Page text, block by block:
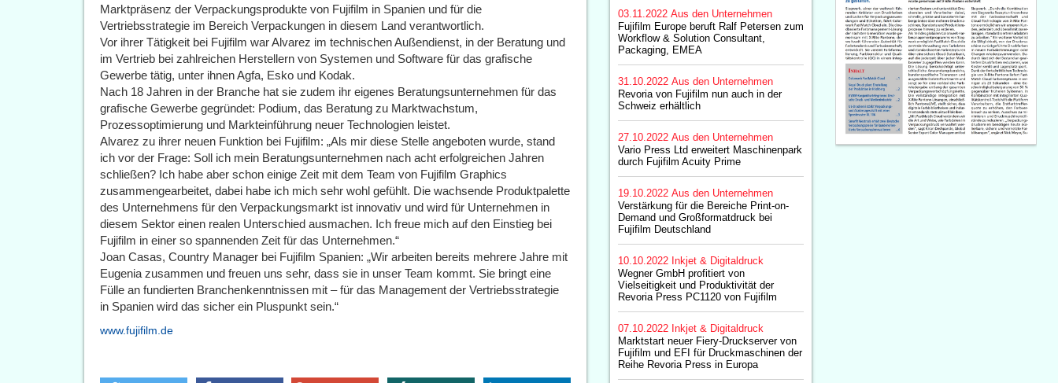
Marktpräsenz der Verpackungsprodukte von Fujifilm in Spanien und für die
Vertriebsstrategie im Bereich Verpackungen in diesem Land verantwortlich.
Vor ihrer Tätigkeit bei Fujifilm war Alvarez im technischen Außendienst, in der Beratung und
im Vertrieb bei zahlreichen Herstellern von Systemen und Software für das grafische
Gewerbe tätig, unter ihnen Agfa, Esko und Kodak.
Nach 18 Jahren in der Branche hat sie zudem ihr eigenes Beratungsunternehmen für das
grafische Gewerbe gegründet: Podium, das Beratung zu Marktwachstum,
Prozessoptimierung und Markteinführung neuer Technologien leistet.
Alvarez zu ihrer neuen Funktion bei Fujifilm: „Als mir diese Stelle angeboten wurde, stand
ich vor der Frage: Soll ich mein Beratungsunternehmen nach acht erfolgreichen Jahren
schließen? Ich habe aber schon einige Zeit mit dem Team von Fujifilm Graphics
zusammengearbeitet, dabei habe ich mich sehr wohl gefühlt. Die wachsende Produktpalette
des Unternehmens für den Verpackungsmarkt ist innovativ und wird für Unternehmen in
diesem Sektor einen realen Unterschied ausmachen. Ich freue mich auf den Einstieg bei
Fujifilm in einer so spannenden Zeit für das Unternehmen.“
Joan Casas, Country Manager bei Fujifilm Spanien: „Wir arbeiten bereits mehrere Jahre mit
Eugenia zusammen und freuen uns sehr, dass sie in unser Team kommt. Sie bringt eine
Fülle an fundierten Branchenkenntnissen mit – für das Management der Vertriebsstrategie
in Spanien wird das sicher ein Pluspunkt sein.“
www.fujifilm.de
03.11.2022 Aus den Unternehmen
Fujifilm Europe beruft Ralf Petersen zum
Workflow & Solution Consultant,
Packaging, EMEA
31.10.2022 Aus den Unternehmen
Revoria von Fujifilm nun auch in der
Schweiz erhältlich
27.10.2022 Aus den Unternehmen
Vario Press Ltd erweitert Maschinenpark
durch Fujifilm Acuity Prime
19.10.2022 Aus den Unternehmen
Verstärkung für die Bereiche Print-on-
Demand und Großformatdruck bei
Fujifilm Deutschland
10.10.2022 Inkjet & Digitaldruck
Wegner GmbH profitiert von
Vielseitigkeit und Produktivität der
Revoria Press PC1120 von Fujifilm
07.10.2022 Inkjet & Digitaldruck
Marktstart neuer Fiery-Druckserver von
Fujifilm und EFI für Druckmaschinen der
Reihe Revoria Press in Europa